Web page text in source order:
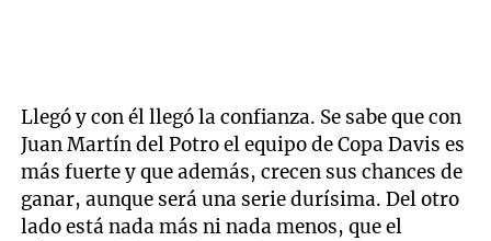
Llegó y con él llegó la confianza. Se sabe que con
Juan Martín del Potro el equipo de Copa Davis es
más fuerte y que además, crecen sus chances de
ganar, aunque será una serie durísima. Del otro
lado está nada más ni nada menos, que el